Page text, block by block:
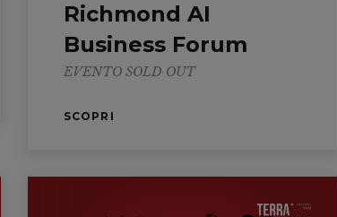
Richmond AI
Business Forum
EVENTO SOLD OUT
SCOPRI